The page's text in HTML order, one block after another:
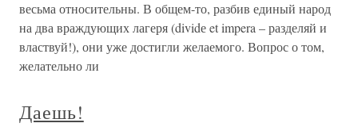
весьма относительны. В общем-то, разбив единый народ
на два враждующих лагеря (dividе et impera – разделяй и
властвуй!), они уже достигли желаемого. Вопрос о том,
желательно ли
Даешь!